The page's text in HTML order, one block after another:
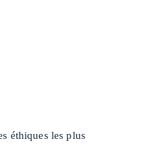
éthiques les plus